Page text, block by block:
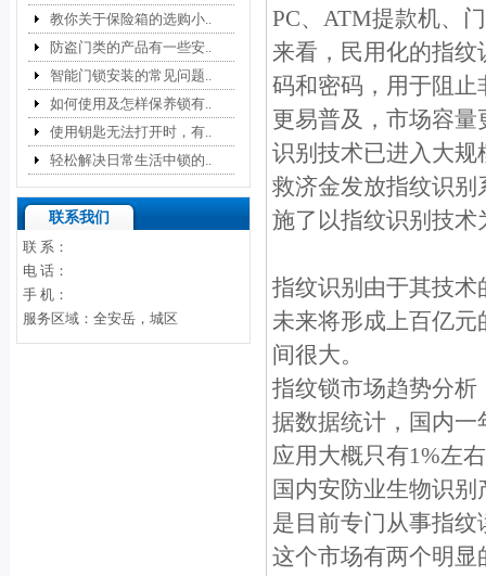
教你关于保险箱的选购小..
防盗门类的产品有一些安..
智能门锁安装的常见问题..
如何使用及怎样保养锁有..
使用钥匙无法打开时，有..
轻松解决日常生活中锁的..
联系我们
联 系：
电 话：
手 机：
服务区域：全安岳，城区
PC、ATM提款机
来看，民用化的指
码和密码，用于阻
更易普及，市场容
识别技术已进入大规
救济金发放指纹识别
施了以指纹识别技
指纹识别由于其技
未来将形成上百亿
间很大。
指纹锁市场趋势
据数据统计，国内
应用大概只有1%左
国内安防业生物识
是目前专门从事指
这个市场有两个明